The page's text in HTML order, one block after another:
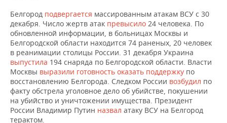
ХОККЕЙ С МЯЧОМ
ПРОИСШЕСТВИЯ
Белгород подвергается массированным атакам ВСУ с 30
декабря. Число жертв атак превысило 24 человека. По
обновленной информации, в больницах Москвы и
Белгородской области находится 74 раненых, 20 человек
в реанимации столицы России. 31 декабря Украина
выпустила 194 снаряда по Белгородской области. Власти
Москвы выразили готовность оказать поддержку по
восстановлению Белгорода. Следком России возбудил по
факту обстрела уголовное дело об убийстве, покушении
на убийство и уничтожении имущества. Президент
России Владимир Путин назвал атаку ВСУ на Белгород
терактом.